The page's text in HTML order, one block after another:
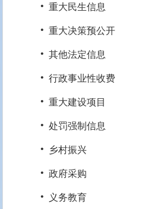
· 重大民生信息
· 重大决策预公开
· 其他法定信息
· 行政事业性收费
· 重大建设项目
· 处罚强制信息
· 乡村振兴
· 政府采购
· 义务教育